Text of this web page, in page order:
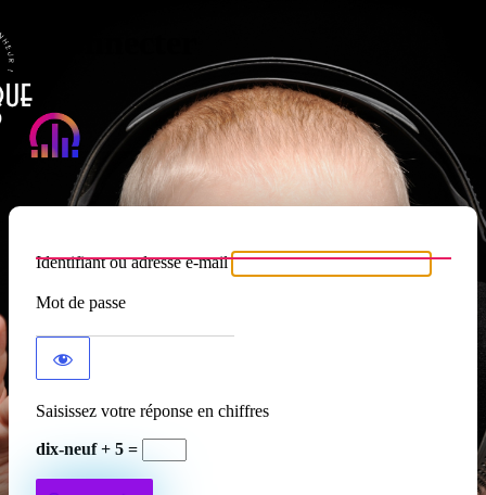
Se connecter
Atypique RADIO
Identifiant ou adresse e-mail
Mot de passe
Saisissez votre réponse en chiffres
dix-neuf + 5 =